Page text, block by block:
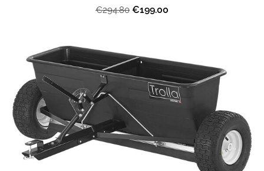
€294.80 €199.00